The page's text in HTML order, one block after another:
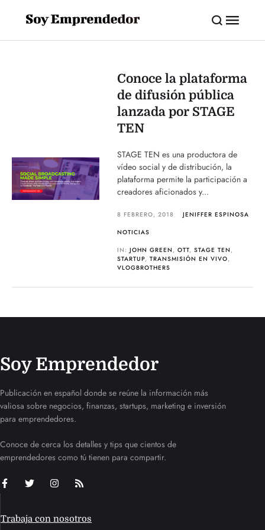
Conoce la plataforma
de difusión pública
lanzada por STAGE
TEN
STAGE TEN es una productora de
vídeo social y de distribución, la
plataforma permite la participación a
creadores aficionados y...
8 FEBRERO, 2018
JENIFFER ESPINOSA
NOTICIAS
IN:JOHN GREEN ,OTT,STAGE TEN ,
STARTUP,TRANSMISIÓN EN VIVO,
VLOGBROTHERS
Soy Emprendedor
Publicación en español donde se reúne la información más
valiosa sobre negocios, finanzas, startups, marketing e inversión
para emprendedores.
Conoce de cerca los detalles y tips que cientos de
emprendedores como tú tienen para compartir.
Trabaja con nosotros